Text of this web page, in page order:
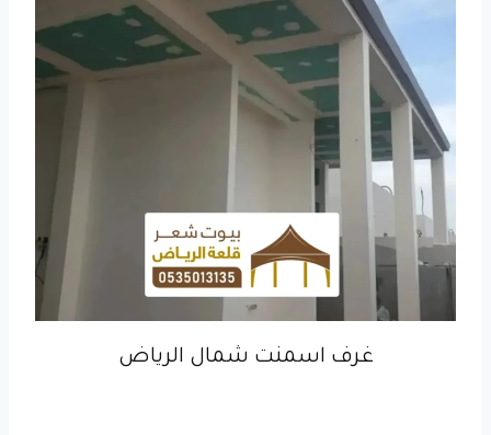
غرف اسمنت شمال الرياض